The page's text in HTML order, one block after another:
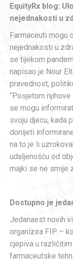
EquityRx blog:
nejednakosti u
Farmaceuti mogu
nejednakosti u
se tijekom
napisao je Nour
pravednost,
“Posjetom
se mogu
svoju djecu, kada
donijeti
na to je li
udaljenošću od
majki se ne smije
Dostupno je
Jedanaest novih
organizira FIP –
cjepiva u
farmaceutske